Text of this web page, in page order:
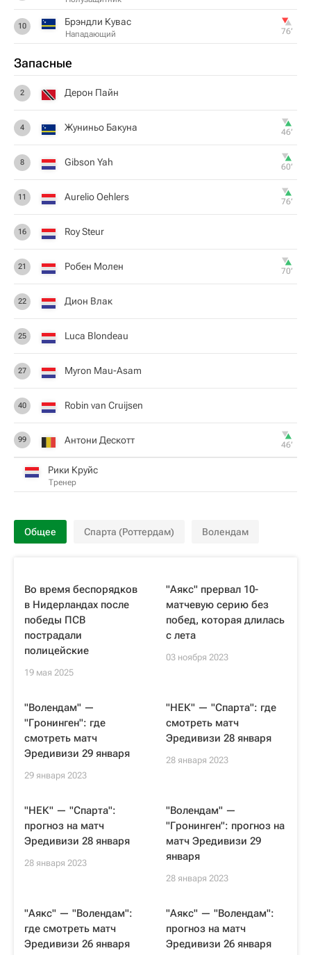
10 Брэндли Кувас
Нападающий 76‎’‎
Запасные
2 Дерон Пайн
4 Жуниньо Бакуна 46‎’‎
8 Gibson Yah 60‎’‎
11 Aurelio Oehlers 76‎’‎
16 Roy Steur
21 Робен Молен 70‎’‎
22 Дион Влак
25 Luca Blondeau
27 Myron Mau-Asam
40 Robin van Cruijsen
99 Антони Дескотт 46‎’‎
Рики Круйс
Тренер
Общее Спарта (Роттердам) Волендам
Во время беспорядков
в Нидерландах после
победы ПСВ
пострадали
полицейские
19 мая 2025
"Аякс" прервал 10-
матчевую серию без
побед, которая длилась
с лета
03 ноября 2023
"Волендам" —
"Гронинген": где
смотреть матч
Эредивизи 29 января
29 января 2023
"НЕК" — "Спарта": где
смотреть матч
Эредивизи 28 января
28 января 2023
"НЕК" — "Спарта":
прогноз на матч
Эредивизи 28 января
28 января 2023
"Волендам" —
"Гронинген": прогноз на
матч Эредивизи 29
января
28 января 2023
"Аякс" — "Волендам":
где смотреть матч
Эредивизи 26 января
"Аякс" — "Волендам":
прогноз на матч
Эредивизи 26 января